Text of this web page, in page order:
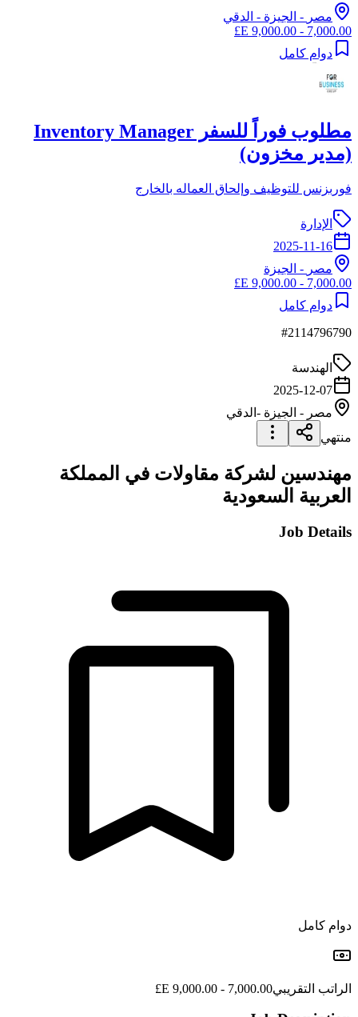
مصر - الجيزة - الدقي
7,000.00 - 9,000.00 E£
دوام كامل
مطلوب فوراً للسفر Inventory Manager
(مدير مخزون)
فوربزنس للتوظيف وإلحاق العماله بالخارج
الإدارة
2025-11-16
مصر - الجيزة
7,000.00 - 9,000.00 E£
دوام كامل
#2114796790
الهندسة
2025-12-07
مصر - الجيزة -الدقي
منتهي
مهندسين لشركة مقاولات في المملكة
العربية السعودية
Job Details
دوام كامل
الراتب التقريبي7,000.00 - 9,000.00 E£